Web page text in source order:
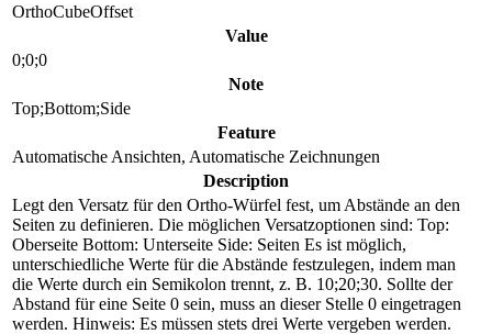
OrthoCubeOffset
Value
0;0;0
Note
Top;Bottom;Side
Feature
Automatische Ansichten, Automatische Zeichnungen
Description
Legt den Versatz für den Ortho-Würfel fest, um Abstände an den
Seiten zu definieren. Die möglichen Versatzoptionen sind: Top:
Oberseite Bottom: Unterseite Side: Seiten Es ist möglich,
unterschiedliche Werte für die Abstände festzulegen, indem man
die Werte durch ein Semikolon trennt, z. B. 10;20;30. Sollte der
Abstand für eine Seite 0 sein, muss an dieser Stelle 0 eingetragen
werden. Hinweis: Es müssen stets drei Werte vergeben werden.